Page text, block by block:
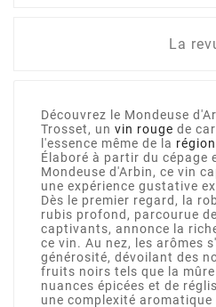
La
Découvrez le Mondeuse
Trosset, un vin rouge de
l'essence même de la
Élaboré à partir du cépage
Mondeuse d'Arbin, ce vin
une expérience gustative
Dès le premier regard, la
rubis profond, parcourue
captivants, annonce la
ce vin. Au nez, les arômes
générosité, dévoilant des
fruits noirs tels que la
nuances épicées et de
une complexité